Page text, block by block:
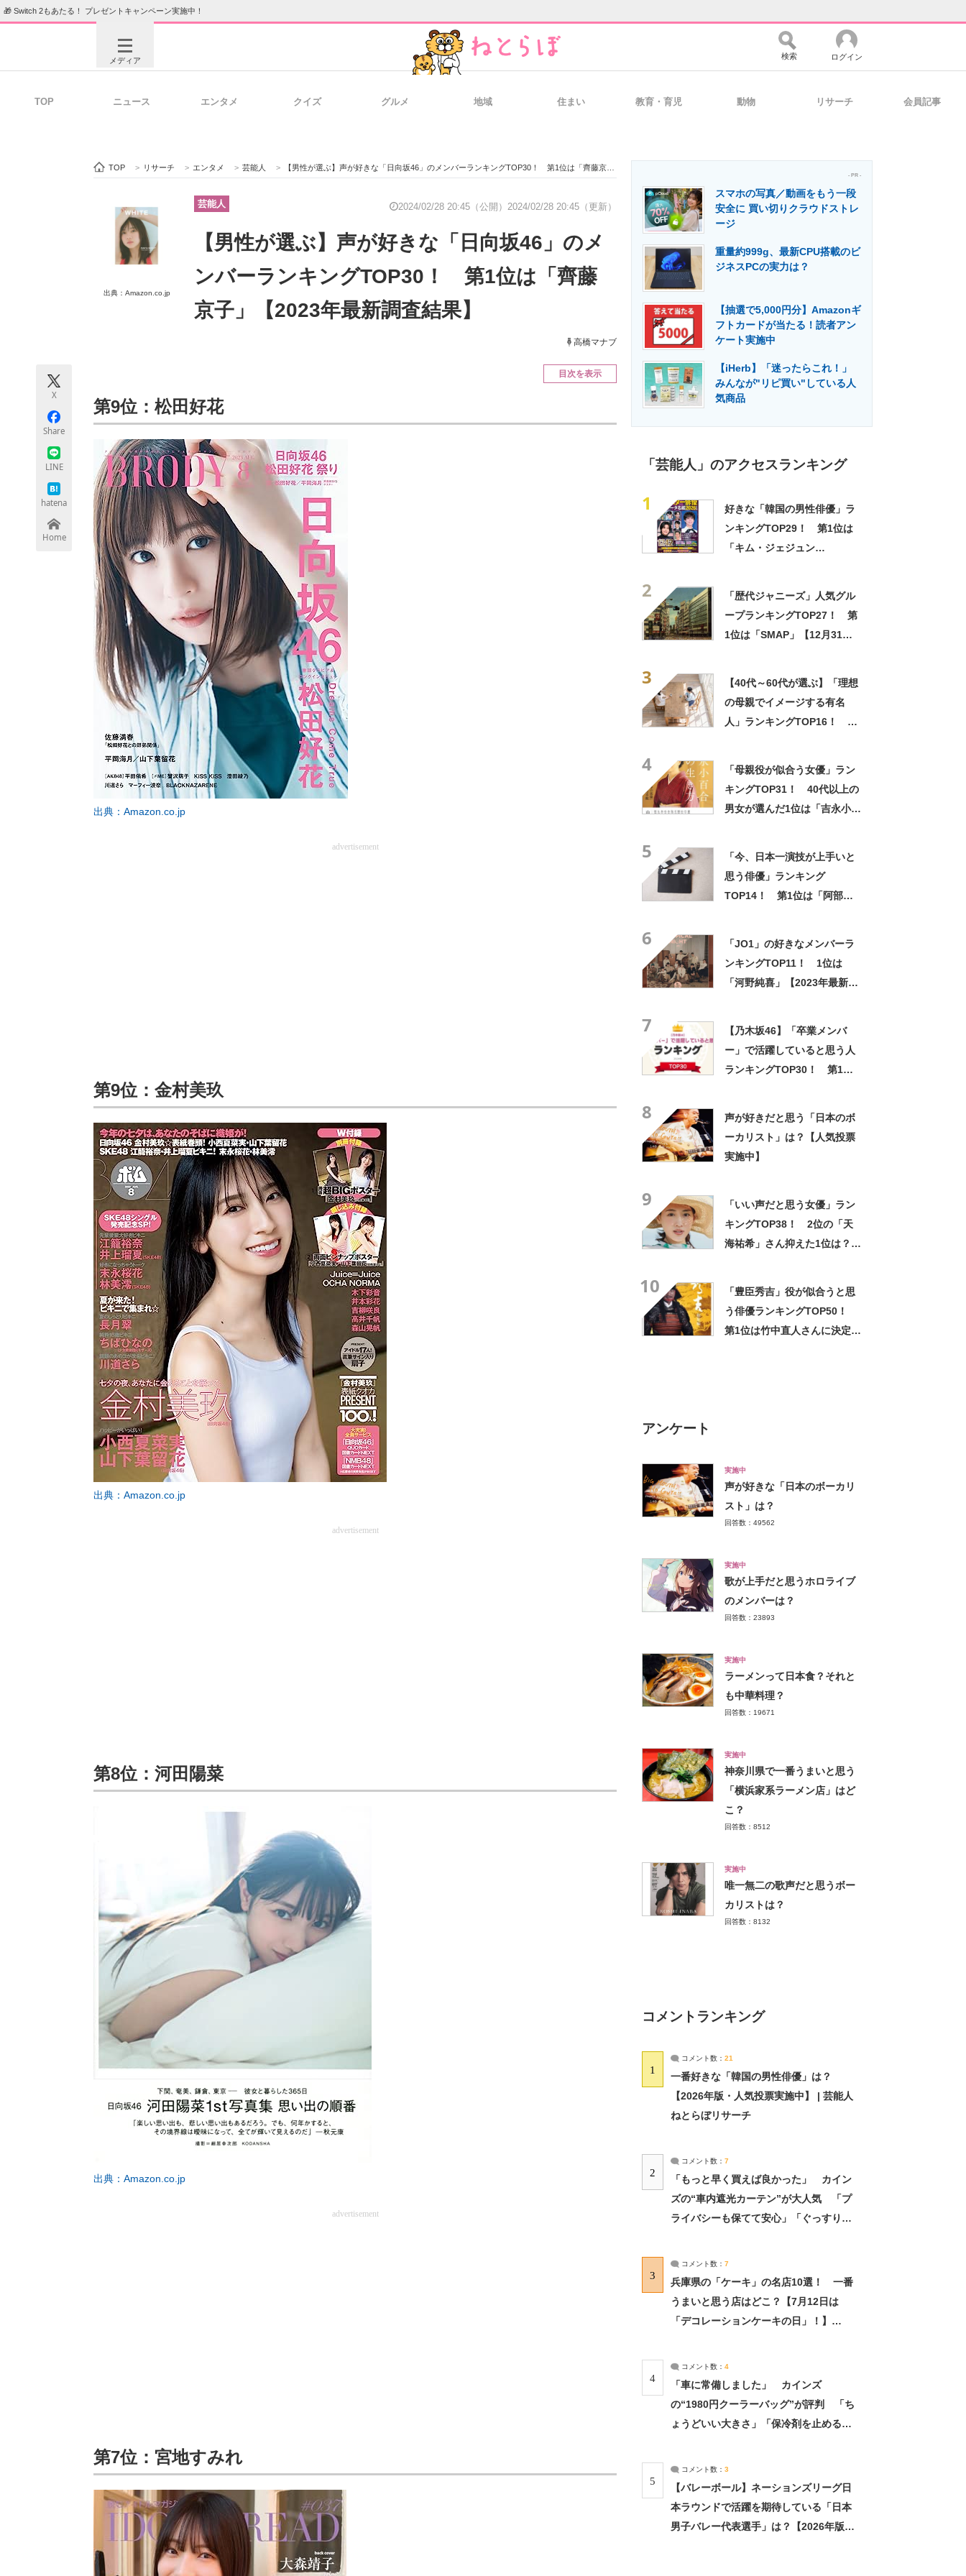
🎁 Switch 2もあたる！ プレゼントキャンペーン実施中！
メディア
ビジネスと働き方のヒント 経営リーダーのコミュニティ マーケ×ITの今がよく分かる
ITエンジニア向け専門サイト 製造業のIT導入・活用を支援
エネルギーの専門メディア 建設×テクノロジーの最前線
ちょっと気になるネットの話題
検索 ログイン
TOP ニュース エンタメ クイズ グルメ 地域 住まい 教育・育児 動物 リサーチ 会員記事
TOP > リサーチ > エンタメ > 芸能人 > 【男性が選ぶ】声が好きな「日向坂46」のメンバーランキングTOP30！ 第1位は「齊藤京子」【2023年最新調査結果】
出典：Amazon.co.jp
芸能人 2024/02/28 20:45（公開） 2024/02/28 20:45（更新）
【男性が選ぶ】声が好きな「日向坂46」のメ
ンバーランキングTOP30！ 第1位は「齊藤
京子」【2023年最新調査結果】
高橋マナブ
X
Share
LINE
hatena
Home
目次を表示
第9位：松田好花
出典：Amazon.co.jp
advertisement
第9位：金村美玖
出典：Amazon.co.jp
advertisement
第8位：河田陽菜
出典：Amazon.co.jp
advertisement
第7位：宮地すみれ
- PR -
スマホの写真／動画をもう一段
安全に 買い切りクラウドストレ
ージ
重量約999g、最新CPU搭載のビ
ジネスPCの実力は？
【抽選で5,000円分】Amazonギ
フトカードが当たる！読者アン
ケート実施中
【iHerb】「迷ったらこれ！」
みんなが"リピ買い"している人
気商品
「芸能人」のアクセスランキング
1
好きな「韓国の男性俳優」ラ
ンキングTOP29！ 第1位は
「キム・ジェジュン
2
「歴代ジャニーズ」人気グル
ープランキングTOP27！ 第
1位は「SMAP」【12月31日
3
【40代～60代が選ぶ】「理想
の母親でイメージする有名
人」ランキングTOP16！ 第
4
「母親役が似合う女優」ラン
キングTOP31！ 40代以上の
男女が選んだ1位は「吉永小百
5
「今、日本一演技が上手いと
思う俳優」ランキング
TOP14！ 第1位は「阿部
6
「JO1」の好きなメンバーラ
ンキングTOP11！ 1位は
「河野純喜」【2023年最新投
7
【乃木坂46】「卒業メンバ
ー」で活躍していると思う人
ランキングTOP30！ 第1位
8
声が好きだと思う「日本のボ
ーカリスト」は？【人気投票
実施中】
9
「いい声だと思う女優」ラン
キングTOP38！ 2位の「天
海祐希」さん抑えた1位は？
10
「豊臣秀吉」役が似合うと思
う俳優ランキングTOP50！
第1位は竹中直人さんに決定！
アンケート
実施中
声が好きな「日本のボーカリ
スト」は？
回答数：49562
実施中
歌が上手だと思うホロライブ
のメンバーは？
回答数：23893
実施中
ラーメンって日本食？それと
も中華料理？
回答数：19671
実施中
神奈川県で一番うまいと思う
「横浜家系ラーメン店」はど
こ？
回答数：8512
実施中
唯一無二の歌声だと思うボー
カリストは？
回答数：8132
コメントランキング
1
コメント数： 21
一番好きな「韓国の男性俳優」は？
【2026年版・人気投票実施中】 | 芸能人
ねとらぼリサーチ
2
コメント数： 7
「もっと早く買えば良かった」 カイン
ズの“車内遮光カーテン”が大人気 「プ
ライバシーも保てて安心」「ぐっすり眠
3
コメント数： 7
兵庫県の「ケーキ」の名店10選！ 一番
うまいと思う店はどこ？【7月12日は
「デコレーションケーキの日」！】
4
コメント数： 4
「車に常備しました」 カインズ
の“1980円クーラーバッグ”が評判 「ち
ょうどいい大きさ」「保冷剤を止めるベ
5
コメント数： 3
【バレーボール】ネーションズリーグ日
本ラウンドで活躍を期待している「日本
男子バレー代表選手」は？【2026年版・